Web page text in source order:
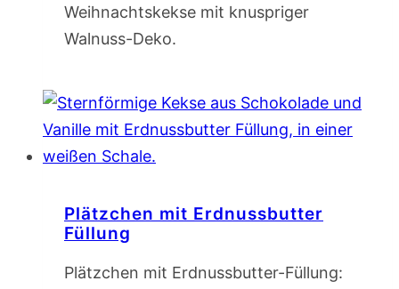
Weihnachtskekse mit knuspriger
Walnuss-Deko.
Plätzchen mit Erdnussbutter
Füllung
Plätzchen mit Erdnussbutter-Füllung: